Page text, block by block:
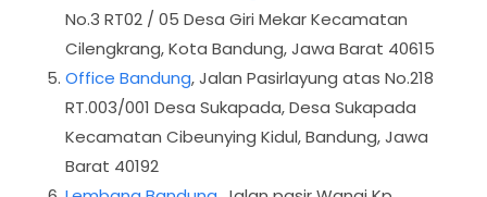
No.3 RT02 / 05 Desa Giri Mekar Kecamatan
Cilengkrang, Kota Bandung, Jawa Barat 40615
Office Bandung, Jalan Pasirlayung atas No.218
RT.003/001 Desa Sukapada, Desa Sukapada
Kecamatan Cibeunying Kidul, Bandung, Jawa
Barat 40192